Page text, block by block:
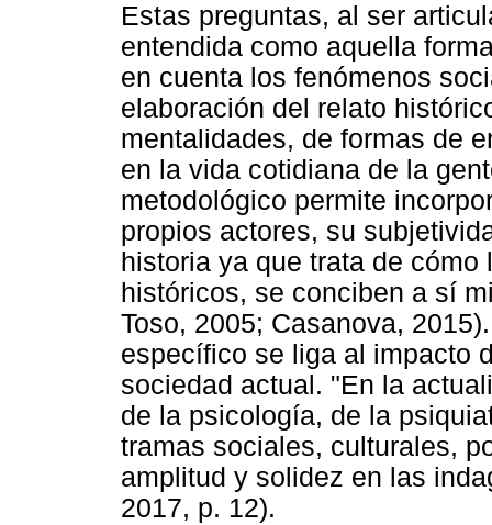
Estas preguntas, al ser
entendida como aquella
en cuenta los fenómenos
elaboración del relato
mentalidades, de formas de
en la vida cotidiana de la
metodológico permite
propios actores, su
historia ya que trata de
históricos, se conciben a sí
Toso, 2005; Casanova,
específico se liga al impacto
sociedad actual. "En la
de la psicología, de la
tramas sociales, culturales,
amplitud y solidez en las
2017, p. 12).